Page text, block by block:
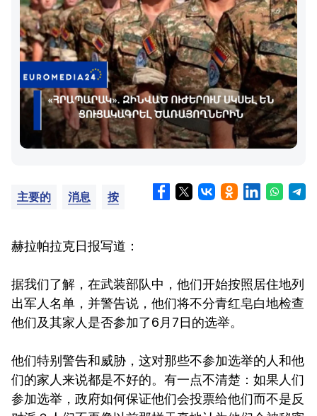
23 °
Madrid
主要的 消息 按
赫拉帕拉克日报写道：
据我们了解，在武装部队中，他们开始按照居住地列
出军人名单，并警告说，他们将不分青红皂白地检查
他们及其家人是否参加了6月7日的选举。
他们特别警告和威胁，这对那些不参加选举的人和他
们的家人来说都是不好的。有一点不清楚：如果人们
参加选举，政府如何保证他们会投票给他们而不是反